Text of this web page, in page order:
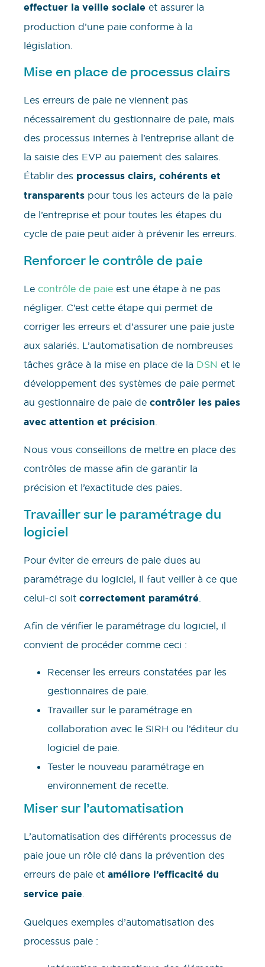
effectuer la veille sociale et assurer la
production d’une paie conforme à la
législation.
Mise en place de processus clairs
Les erreurs de paie ne viennent pas
nécessairement du gestionnaire de paie, mais
des processus internes à l’entreprise allant de
la saisie des EVP au paiement des salaires.
Établir des processus clairs, cohérents et
transparents pour tous les acteurs de la paie
de l’entreprise et pour toutes les étapes du
cycle de paie peut aider à prévenir les erreurs.
Renforcer le contrôle de paie
Le contrôle de paie est une étape à ne pas
négliger. C’est cette étape qui permet de
corriger les erreurs et d’assurer une paie juste
aux salariés. L’automatisation de nombreuses
tâches grâce à la mise en place de la DSN et le
développement des systèmes de paie permet
au gestionnaire de paie de contrôler les paies
avec attention et précision
Nous vous conseillons de mettre en place des
contrôles de masse afin de garantir la
précision et l’exactitude des paies.
Travailler sur le paramétrage du
logiciel
Pour éviter de erreurs de paie dues au
paramétrage du logiciel, il faut veiller à ce que
celui-ci soit correctement paramétré
Afin de vérifier le paramétrage du logiciel, il
convient de procéder comme ceci :
Recenser les erreurs constatées par les
gestionnaires de paie.
Travailler sur le paramétrage en
collaboration avec le SIRH ou l’éditeur du
logiciel de paie.
Tester le nouveau paramétrage en
environnement de recette.
Miser sur l’automatisation
L’automatisation des différents processus de
paie joue un rôle clé dans la prévention des
erreurs de paie et améliore l’efficacité du
service paie.
Quelques exemples d’automatisation des
processus paie :